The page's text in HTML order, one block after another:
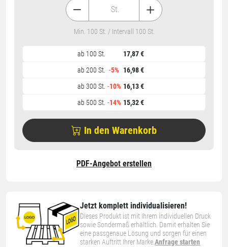
Jetzt komplett individualisieren!
Dieses Produkt ist mit Ihrem individuellen Druck
sowie Sondermaß erhältlich. Damit erhalten Sie
eine passgenaue Lösung und sorgen für einen
starken Auftritt Ihrer Marke.Anfrage starten
ab 100 St.
17,87 €
ab 200 St.
-5% 16,98 €
ab 300 St. -10% 16,13 €
ab 500 St. -14% 15,32 €
St.
Min. 100 St. / Intervall 100 St.
In den Warenkorb
PDF-Angebot erstellen